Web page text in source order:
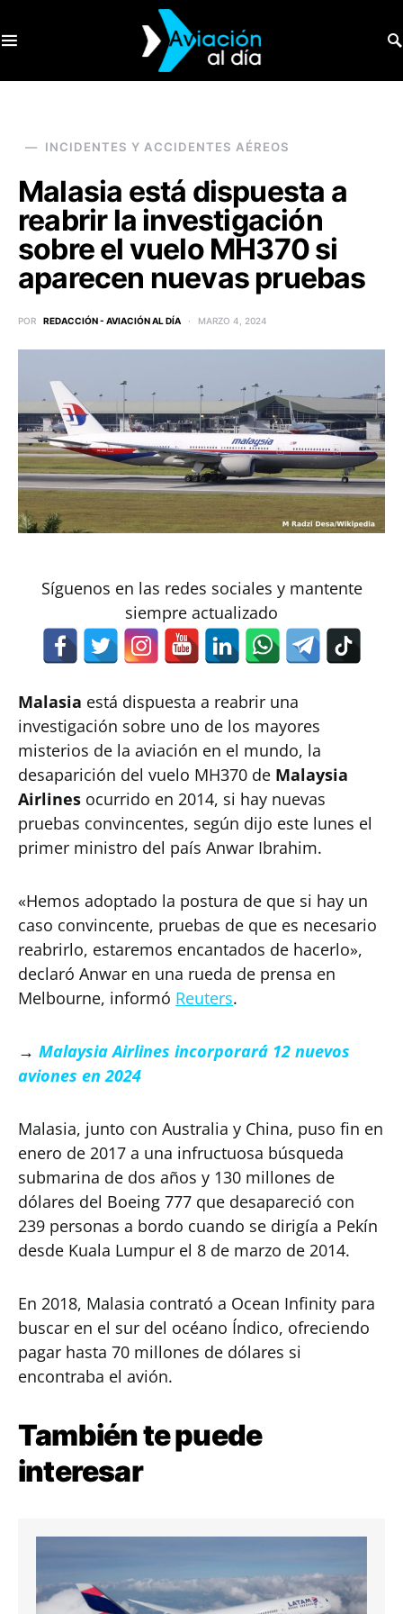
INCIDENTES Y ACCIDENTES AÉREOS
Malasia está dispuesta a
reabrir la investigación
sobre el vuelo MH370 si
aparecen nuevas pruebas
POR REDACCIÓN - AVIACIÓN AL DÍA MARZO 4, 2024
Síguenos en las redes sociales y mantente
siempre actualizado
Malasia está dispuesta a reabrir una
investigación sobre uno de los mayores
misterios de la aviación en el mundo, la
desaparición del vuelo MH370 de Malaysia
Airlines ocurrido en 2014, si hay nuevas
pruebas convincentes, según dijo este lunes el
primer ministro del país Anwar Ibrahim.
«Hemos adoptado la postura de que si hay un
caso convincente, pruebas de que es necesario
reabrirlo, estaremos encantados de hacerlo»,
declaró Anwar en una rueda de prensa en
Melbourne, informó Reuters.
→ Malaysia Airlines incorporará 12 nuevos
aviones en 2024
Malasia, junto con Australia y China, puso fin en
enero de 2017 a una infructuosa búsqueda
submarina de dos años y 130 millones de
dólares del Boeing 777 que desapareció con
239 personas a bordo cuando se dirigía a Pekín
desde Kuala Lumpur el 8 de marzo de 2014.
En 2018, Malasia contrató a Ocean Infinity para
buscar en el sur del océano Índico, ofreciendo
pagar hasta 70 millones de dólares si
encontraba el avión.
También te puede
interesar